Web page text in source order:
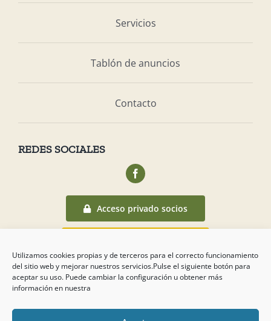
Utilizamos cookies propias y de terceros para el correcto funcionamiento
del sitio web y mejorar nuestros servicios.Pulse el siguiente botón para
aceptar su uso. Puede cambiar la configuración u obtener más
información en nuestra
Servicios
Tablón de anuncios
Contacto
REDES SOCIALES
Acceso privado socios